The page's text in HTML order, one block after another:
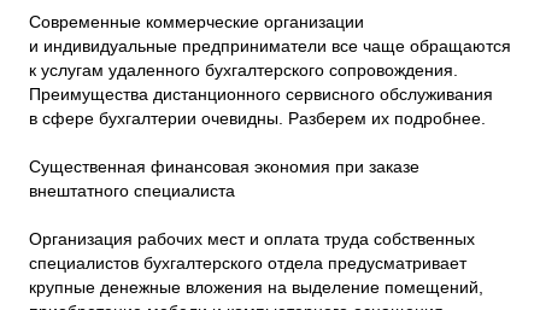
Современные коммерческие организации
и индивидуальные предприниматели все чаще обращаются
к услугам удаленного бухгалтерского сопровождения.
Преимущества дистанционного сервисного обслуживания
в сфере бухгалтерии очевидны. Разберем их подробнее.
Существенная финансовая экономия при заказе
внештатного специалиста
Организация рабочих мест и оплата труда собственных
специалистов бухгалтерского отдела предусматривает
крупные денежные вложения на выделение помещений,